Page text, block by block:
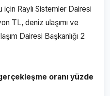
için Raylı Sistemler Dairesi
TL, deniz ulaşımı ve
Dairesi Başkanlığı 2
oranı yüzde